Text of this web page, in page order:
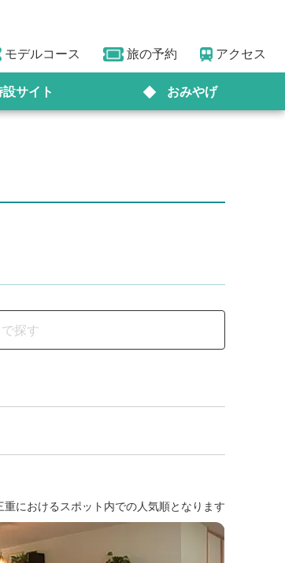
モデルコース 旅の予約 アクセス
設サイト おみやげ
におけるスポット内での人気順となります